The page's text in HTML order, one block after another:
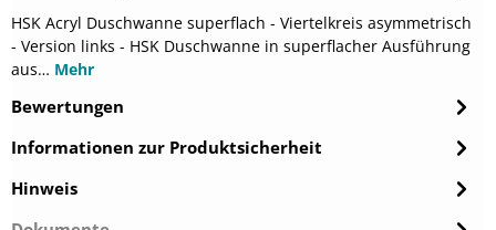
HSK Acryl Duschwanne superflach - Viertelkreis asymmetrisch
- Version links - HSK Duschwanne in superflacher Ausführung
aus… Mehr
Bewertungen
Informationen zur Produktsicherheit
Hinweis